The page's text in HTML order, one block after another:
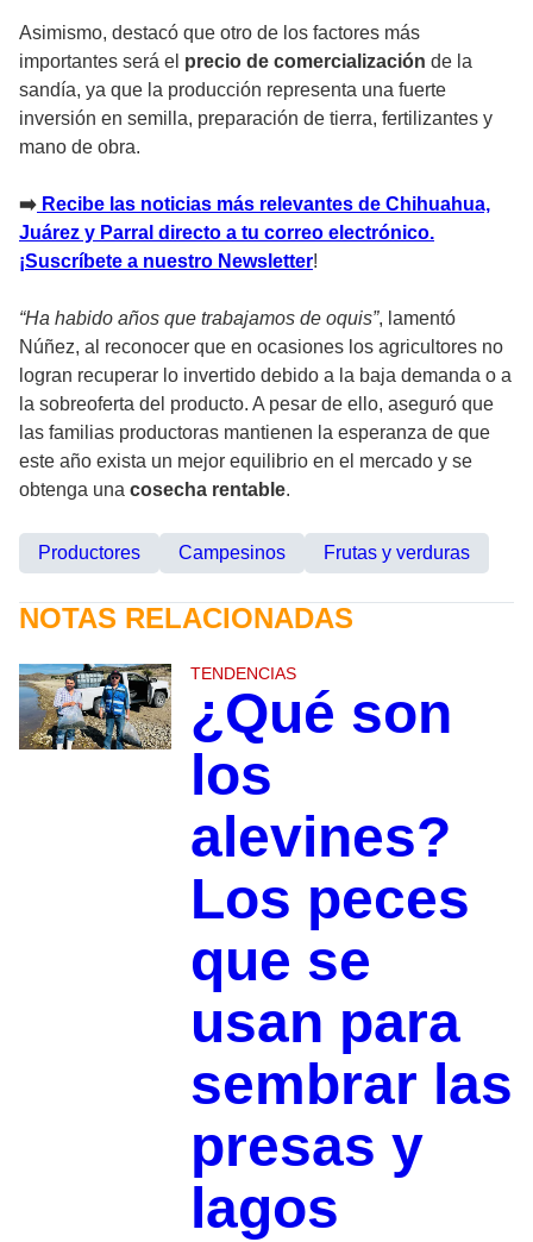
Asimismo, destacó que otro de los factores más
importantes será el precio de comercialización de la
sandía, ya que la producción representa una fuerte
inversión en semilla, preparación de tierra, fertilizantes y
mano de obra.
➡️ Recibe las noticias más relevantes de Chihuahua,
Juárez y Parral directo a tu correo electrónico.
¡Suscríbete a nuestro Newsletter!
“Ha habido años que trabajamos de oquis”, lamentó
Núñez, al reconocer que en ocasiones los agricultores no
logran recuperar lo invertido debido a la baja demanda o a
la sobreoferta del producto. A pesar de ello, aseguró que
las familias productoras mantienen la esperanza de que
este año exista un mejor equilibrio en el mercado y se
obtenga una cosecha rentable.
Productores Campesinos Frutas y verduras
NOTAS RELACIONADAS
TENDENCIAS
¿Qué son
los
alevines?
Los peces
que se
usan para
sembrar las
presas y
lagos